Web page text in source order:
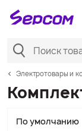
Электротовары и
По умолчанию